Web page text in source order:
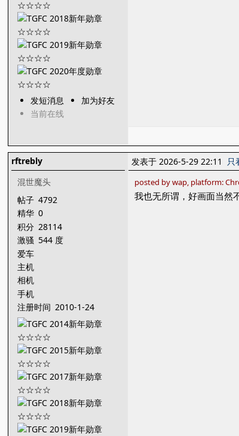
发短消息
加为好友
当前在线
rftrebly
混世魔头
帖子 4792
精华 0
积分 28114
激骚 544 度
爱车
主机
相机
手机
注册时间 2010-1-24
发表于 2026-5-29 22:11 只
posted by wap, platform:
我也无所谓，好画面当然